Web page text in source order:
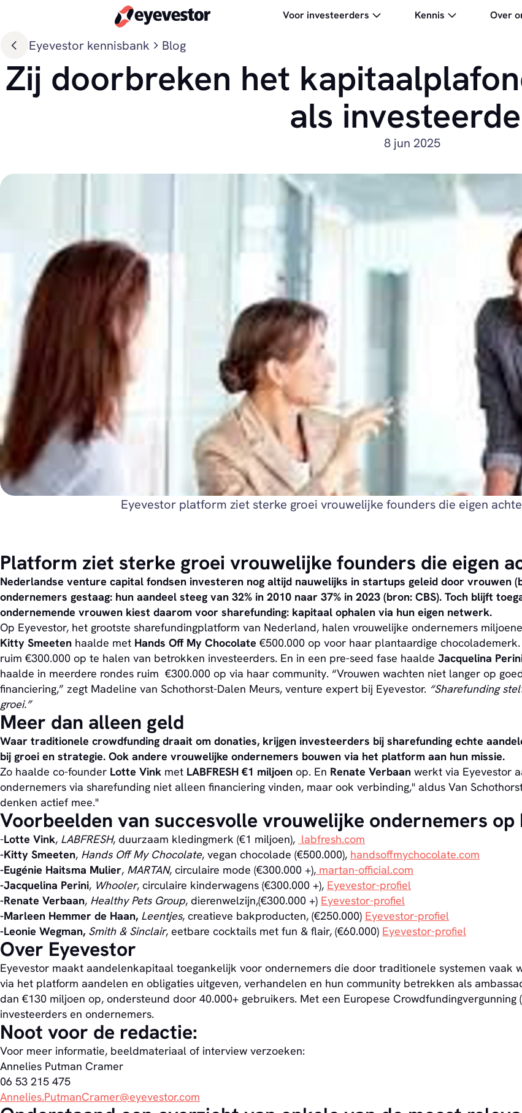
Voor investeerders Kennis Over
Eyevestor kennisbank Blog
Zij doorbreken het
als
8 jun 2025
Eyevestor platform ziet sterke groei vrouwelijke founders die eigen
Platform ziet sterke groei vrouwelijke founders die eigen
Nederlandse venture capital fondsen investeren nog altijd nauwelijks in startups geleid door vrouwen
ondernemers gestaag: hun aandeel steeg van 32% in 2010 naar 37% in 2023 (bron: CBS). Toch blijft
ondernemende vrouwen kiest daarom voor sharefunding: kapitaal ophalen via hun eigen netwerk.
Op Eyevestor, het grootste sharefundingplatform van Nederland, halen vrouwelijke ondernemers
Kitty Smeeten haalde met Hands Off My Chocolate €500.000 op voor haar plantaardige chocolademerk.
ruim €300.000 op te halen van betrokken investeerders. En in een pre-seed fase haalde Jacquelina
haalde in meerdere rondes ruim €300.000 op via haar community. “Vrouwen wachten niet langer op
financiering,” zegt Madeline van Schothorst-Dalen Meurs, venture expert bij Eyevestor. “Sharefunding
groei.”
Meer dan alleen geld
Waar traditionele crowdfunding draait om donaties, krijgen investeerders bij sharefunding echte
bij groei en strategie. Ook andere vrouwelijke ondernemers bouwen via het platform aan hun missie.
Zo haalde co-founder Lotte Vink met LABFRESH €1 miljoen op. En Renate Verbaan werkt via Eyevestor
ondernemers via sharefunding niet alleen financiering vinden, maar ook verbinding," aldus Van
denken actief mee."
Voorbeelden van succesvolle vrouwelijke ondernemers op
-Lotte Vink, LABFRESH, duurzaam kledingmerk (€1 miljoen), labfresh.com
-Kitty Smeeten, Hands Off My Chocolate, vegan chocolade (€500.000), handsoffmychocolate.com
-Eugénie Haitsma Mulier, MARTAN, circulaire mode (€300.000 +), martan-official.com
-Jacquelina Perini, Whooler, circulaire kinderwagens (€300.000 +), Eyevestor-profiel
-Renate Verbaan, Healthy Pets Group, dierenwelzijn,(€300.000 +) Eyevestor-profiel
-Marleen Hemmer de Haan, Leentjes, creatieve bakproducten, (€250.000) Eyevestor-profiel
-Leonie Wegman, Smith & Sinclair, eetbare cocktails met fun & flair, (€60.000) Eyevestor-profiel
Over Eyevestor
Eyevestor maakt aandelenkapitaal toegankelijk voor ondernemers die door traditionele systemen vaak
via het platform aandelen en obligaties uitgeven, verhandelen en hun community betrekken als
dan €130 miljoen op, ondersteund door 40.000+ gebruikers. Met een Europese
investeerders en ondernemers.
Noot voor de redactie:
Voor meer informatie, beeldmateriaal of interview verzoeken:
Annelies Putman Cramer
06 53 215 475
Annelies.PutmanCramer@eyevestor.com